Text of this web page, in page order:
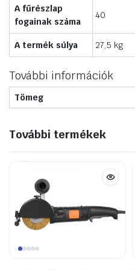
A fűrészlap
fogainak száma
40
A termék súlya 27,5 kg
További információk
Tömeg
További termékek